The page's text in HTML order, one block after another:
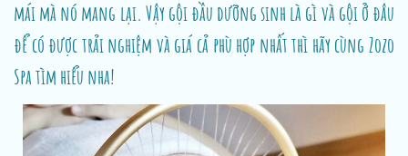
mái mà nó mang lại. Vậy gội đầu dưỡng sinh là gì và gội ở đâu
để có được trải nghiệm và giá cả phù hợp nhất thì hãy cùng Zozo
Spa tìm hiểu nha!